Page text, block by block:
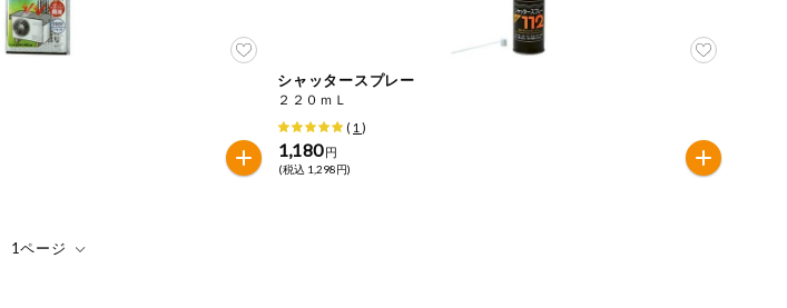
シャッタースプレー
２２０ｍＬ
( 1 )
1,180 円
(税込 1,298円)